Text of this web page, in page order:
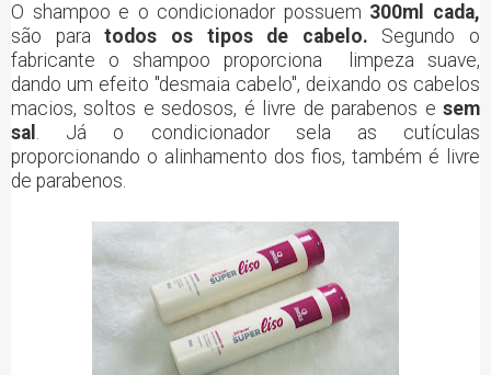
O shampoo e o condicionador possuem 300ml cada,
são paratodos os tipos de cabelo. Segundo o
fabricante o shampoo proporciona limpeza suave,
dando um efeito "desmaia cabelo", deixando os cabelos
macios, soltos e sedosos, é livre de parabenos e sem
sal . Já o condicionador sela as cutículas
proporcionando o alinhamento dos fios, também é livre
de parabenos.